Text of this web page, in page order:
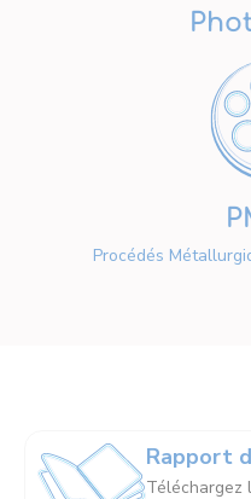
Procédés
Rapport
Téléchargez